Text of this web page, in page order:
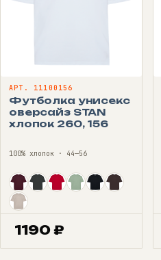
АРТ. 11100156
Футболка унисекс
оверсайз STAN
хлопок 260, 156
100% хлопок · 44—56
1190 ₽